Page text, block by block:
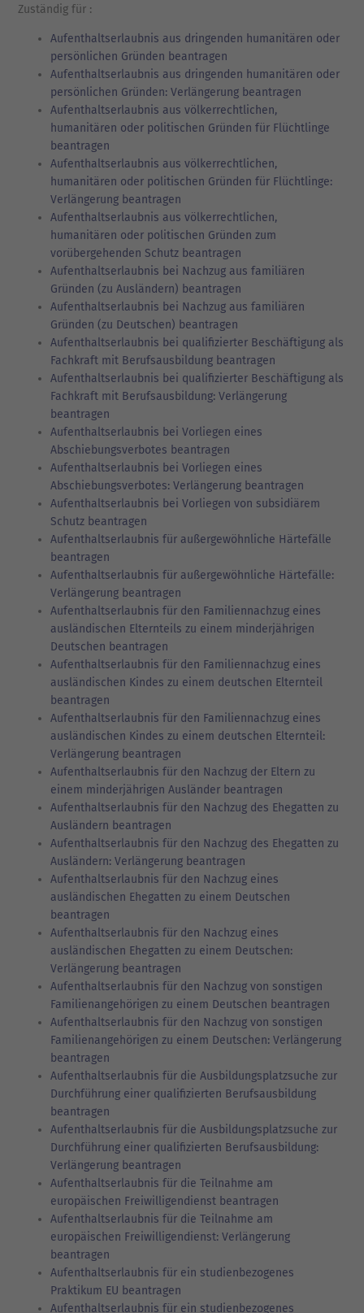
Zuständig für :
Aufenthaltserlaubnis aus dringenden humanitären oder
persönlichen Gründen beantragen
Aufenthaltserlaubnis aus dringenden humanitären oder
persönlichen Gründen: Verlängerung beantragen
Aufenthaltserlaubnis aus völkerrechtlichen,
humanitären oder politischen Gründen für Flüchtlinge
beantragen
Aufenthaltserlaubnis aus völkerrechtlichen,
humanitären oder politischen Gründen für Flüchtlinge:
Verlängerung beantragen
Aufenthaltserlaubnis aus völkerrechtlichen,
humanitären oder politischen Gründen zum
vorübergehenden Schutz beantragen
Aufenthaltserlaubnis bei Nachzug aus familiären
Gründen (zu Ausländern) beantragen
Aufenthaltserlaubnis bei Nachzug aus familiären
Gründen (zu Deutschen) beantragen
Aufenthaltserlaubnis bei qualifizierter Beschäftigung als
Fachkraft mit Berufsausbildung beantragen
Aufenthaltserlaubnis bei qualifizierter Beschäftigung als
Fachkraft mit Berufsausbildung: Verlängerung
beantragen
Aufenthaltserlaubnis bei Vorliegen eines
Abschiebungsverbotes beantragen
Aufenthaltserlaubnis bei Vorliegen eines
Abschiebungsverbotes: Verlängerung beantragen
Aufenthaltserlaubnis bei Vorliegen von subsidiärem
Schutz beantragen
Aufenthaltserlaubnis für außergewöhnliche Härtefälle
beantragen
Aufenthaltserlaubnis für außergewöhnliche Härtefälle:
Verlängerung beantragen
Aufenthaltserlaubnis für den Familiennachzug eines
ausländischen Elternteils zu einem minderjährigen
Deutschen beantragen
Aufenthaltserlaubnis für den Familiennachzug eines
ausländischen Kindes zu einem deutschen Elternteil
beantragen
Aufenthaltserlaubnis für den Familiennachzug eines
ausländischen Kindes zu einem deutschen Elternteil:
Verlängerung beantragen
Aufenthaltserlaubnis für den Nachzug der Eltern zu
einem minderjährigen Ausländer beantragen
Aufenthaltserlaubnis für den Nachzug des Ehegatten zu
Ausländern beantragen
Aufenthaltserlaubnis für den Nachzug des Ehegatten zu
Ausländern: Verlängerung beantragen
Aufenthaltserlaubnis für den Nachzug eines
ausländischen Ehegatten zu einem Deutschen
beantragen
Aufenthaltserlaubnis für den Nachzug eines
ausländischen Ehegatten zu einem Deutschen:
Verlängerung beantragen
Aufenthaltserlaubnis für den Nachzug von sonstigen
Familienangehörigen zu einem Deutschen beantragen
Aufenthaltserlaubnis für den Nachzug von sonstigen
Familienangehörigen zu einem Deutschen: Verlängerung
beantragen
Aufenthaltserlaubnis für die Ausbildungsplatzsuche zur
Durchführung einer qualifizierten Berufsausbildung
beantragen
Aufenthaltserlaubnis für die Ausbildungsplatzsuche zur
Durchführung einer qualifizierten Berufsausbildung:
Verlängerung beantragen
Aufenthaltserlaubnis für die Teilnahme am
europäischen Freiwilligendienst beantragen
Aufenthaltserlaubnis für die Teilnahme am
europäischen Freiwilligendienst: Verlängerung
beantragen
Aufenthaltserlaubnis für ein studienbezogenes
Praktikum EU beantragen
Aufenthaltserlaubnis für ein studienbezogenes